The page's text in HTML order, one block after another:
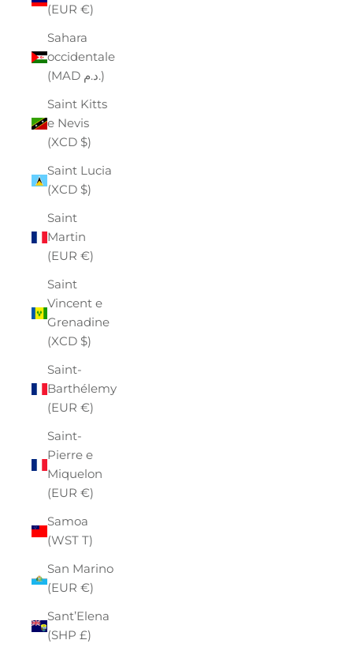
(EUR €)
Sahara
occidentale
(MAD د.م.)
Saint Kitts
e Nevis
(XCD $)
Saint Lucia
(XCD $)
Saint
Martin
(EUR €)
Saint
Vincent e
Grenadine
(XCD $)
Saint-
Barthélemy
(EUR €)
Saint-
Pierre e
Miquelon
(EUR €)
Samoa
(WST T)
San Marino
(EUR €)
Sant’Elena
(SHP £)